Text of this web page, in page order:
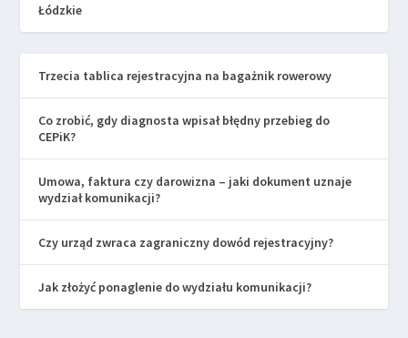
Łódzkie
Trzecia tablica rejestracyjna na bagażnik rowerowy
Co zrobić, gdy diagnosta wpisał błędny przebieg do
CEPiK?
Umowa, faktura czy darowizna – jaki dokument uznaje
wydział komunikacji?
Czy urząd zwraca zagraniczny dowód rejestracyjny?
Jak złożyć ponaglenie do wydziału komunikacji?